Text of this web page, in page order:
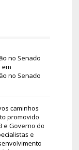
no Senado
em
no Senado
caminhos
promovido
e Governo do
e